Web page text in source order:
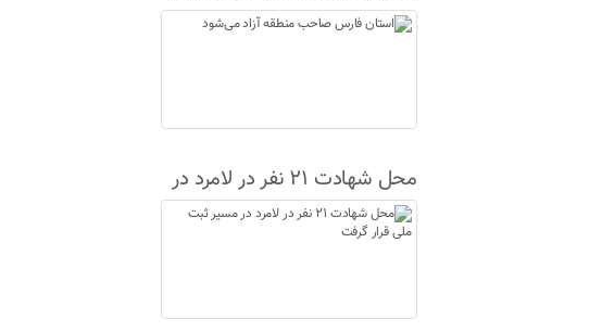
می‌شود
محل شهادت ۲۱ نفر در لامرد در
مسیر ثبت ملی قرار گرفت